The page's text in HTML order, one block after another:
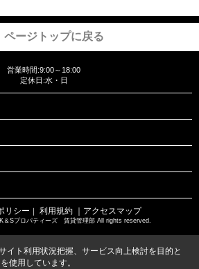
ページトップに戻る
営業時間:9:00～18:00
定休日:水・日
リシー 利用規約 ｜アクセスマップ
＆Sプロパティーズ 賃貸管理部 All rights reserved.
イト利用状況把握、サービス向上検討を目的と
使用しています。